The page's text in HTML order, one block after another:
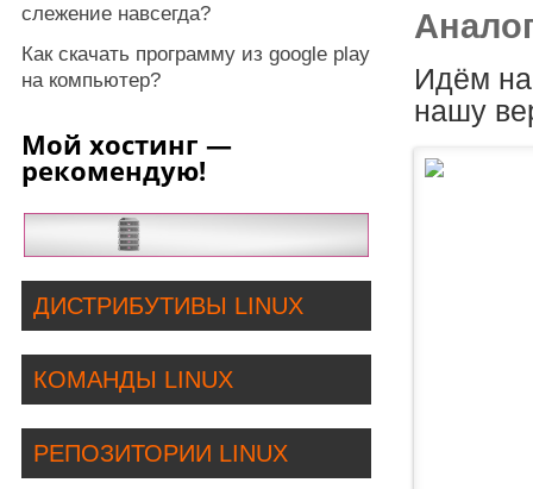
Идём
нашу
слежение навсегда?
Как скачать программу из google play
на компьютер?
Мой хостинг —
рекомендую!
ДИСТРИБУТИВЫ LINUX
КОМАНДЫ LINUX
РЕПОЗИТОРИИ LINUX